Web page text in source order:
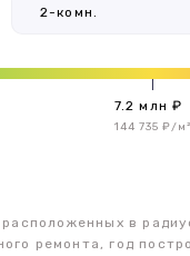
7.2 млн ₽
144 735 ₽/м²
в
ремонта, год